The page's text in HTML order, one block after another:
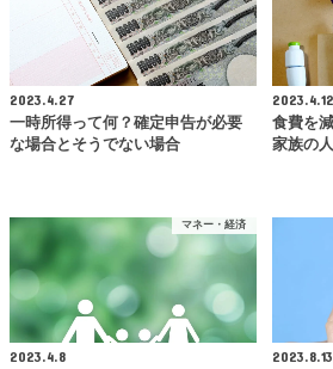
2023.4.27
一時所得って何？確定申告が必要
な場合とそうでない場合
2023.4.12
食費を
家族の
マネー・経済
2023.4.8 2023.8.13